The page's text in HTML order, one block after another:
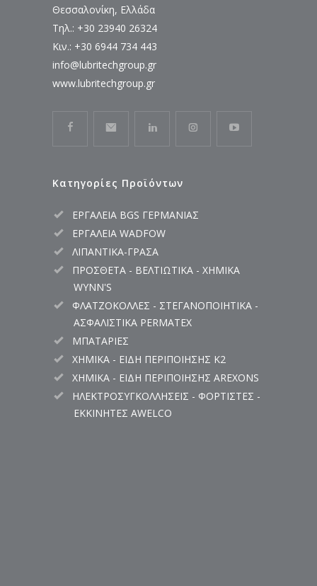
Θεσσαλονίκη, Ελλάδα
Τηλ.: +30 23940 26324
Κιν.: +30 6944 734 443
info@lubritechgroup.gr
www.lubritechgroup.gr
Κατηγορίες Προϊόντων
ΕΡΓΑΛΕΙΑ BGS ΓΕΡΜΑΝΙΑΣ
ΕΡΓΑΛΕΙΑ WADFOW
ΛΙΠΑΝΤΙΚΑ-ΓΡΑΣΑ
ΠΡΟΣΘΕΤΑ - ΒΕΛΤΙΩΤΙΚΑ - ΧΗΜΙΚΑ
WYNN'S
ΦΛΑΤΖΟΚΟΛΛΕΣ - ΣΤΕΓΑΝΟΠΟΙΗΤΙΚΑ -
ΑΣΦΑΛΙΣΤΙΚΑ PERMATEX
ΜΠΑΤΑΡΙΕΣ
ΧΗΜΙΚΑ - ΕΙΔΗ ΠΕΡΙΠΟΙΗΣΗΣ K2
ΧΗΜΙΚΑ - ΕΙΔΗ ΠΕΡΙΠΟΙΗΣΗΣ AREXONS
ΗΛΕΚΤΡΟΣΥΓΚΟΛΛΗΣΕΙΣ - ΦΟΡΤΙΣΤΕΣ -
ΕΚΚΙΝΗΤΕΣ AWELCO